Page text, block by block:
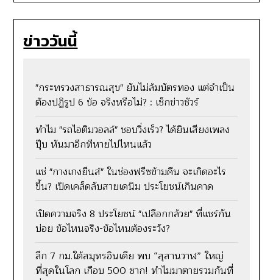
ข่าววันนี้
"กระทรวงสาธารณสุข" ยันไม่ล้มบัตรทอง แต่จำเป็น
ต้องปฏิรูป 6 ข้อ จริงหรือไม่? : เช็กข่าวชัวร์
ทำไม "รถไอติมวอลล์" ชอบวิ่งเร็ว? ได้ยินเสียงเพลง
ปุ๊บ หันมาอีกทีหายไปไหนแล้ว
แช่ "กางเกงยีนส์" ในช่องฟรีซข้ามคืน จะเกิดอะไร
ขึ้น? เปิดเคล็ดลับสายเดนิม ประโยชน์เกินคาด
เปิดความจริง 8 ประโยชน์ "เปลือกกล้วย" ที่แชร์กัน
บ่อย ข้อไหนจริง-ข้อไหนต้องระวัง?
ลึก 7 กม.ใต้สมุทรอินเดีย พบ “สุสานวาฬ” ใหญ่
ที่สุดในโลก เกือบ 500 ซาก! ทำไมมาตายรวมกันที่